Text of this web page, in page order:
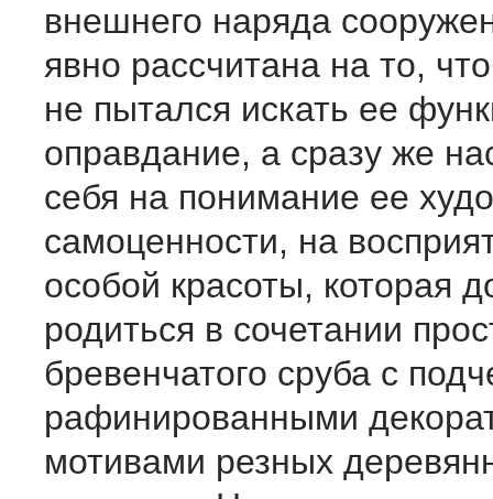
внешнего наряда
явно рассчитана на то,
не пытался искать ее
оправдание, а сразу же
себя на понимание ее
самоценности, на
особой красоты, которая
родиться в сочетании
бревенчатого сруба с
рафинированными
мотивами резных